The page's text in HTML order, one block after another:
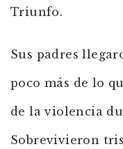
Triunfo.
Sus padres
poco más de lo
de la violencia
Sobrevivieron